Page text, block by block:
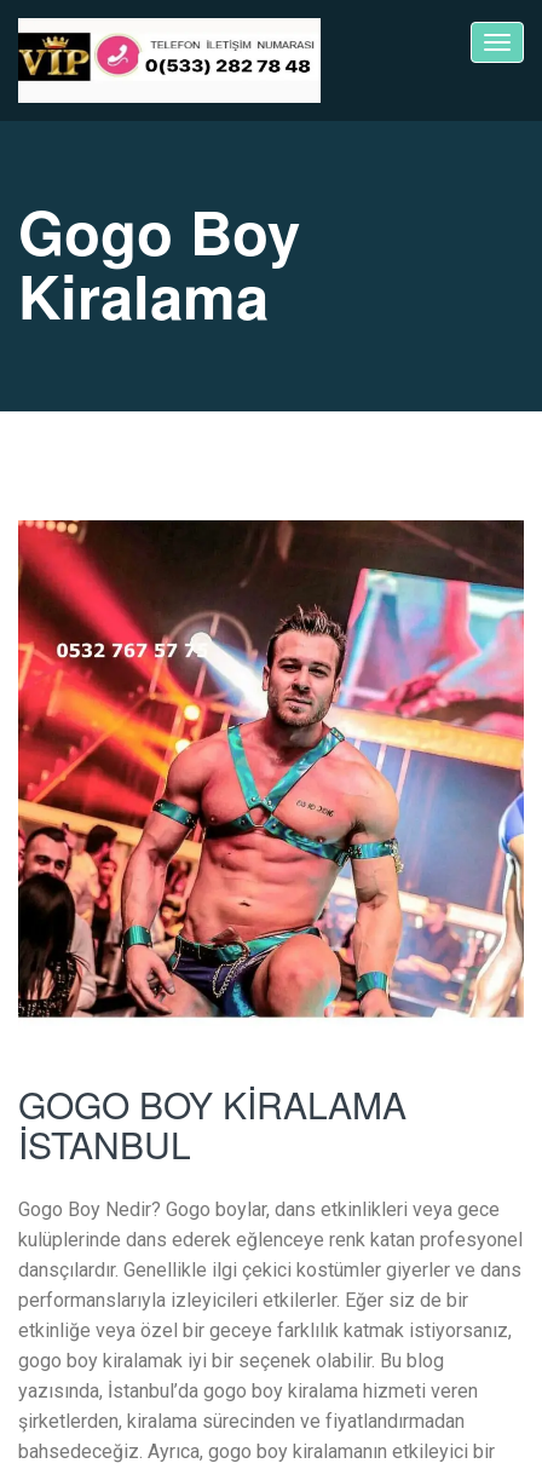
Gogo Boy
Kiralama
GOGO BOY KİRALAMA
İSTANBUL
Gogo Boy Nedir? Gogo boylar, dans etkinlikleri veya gece
kulüplerinde dans ederek eğlenceye renk katan profesyonel
dansçılardır. Genellikle ilgi çekici kostümler giyerler ve dans
performanslarıyla izleyicileri etkilerler. Eğer siz de bir
etkinliğe veya özel bir geceye farklılık katmak istiyorsanız,
gogo boy kiralamak iyi bir seçenek olabilir. Bu blog
yazısında, İstanbul’da gogo boy kiralama hizmeti veren
şirketlerden, kiralama sürecinden ve fiyatlandırmadan
bahsedeceğiz. Ayrıca, gogo boy kiralamanın etkileyici bir